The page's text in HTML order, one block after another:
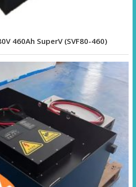
460Ah SuperV (SVF80-460)